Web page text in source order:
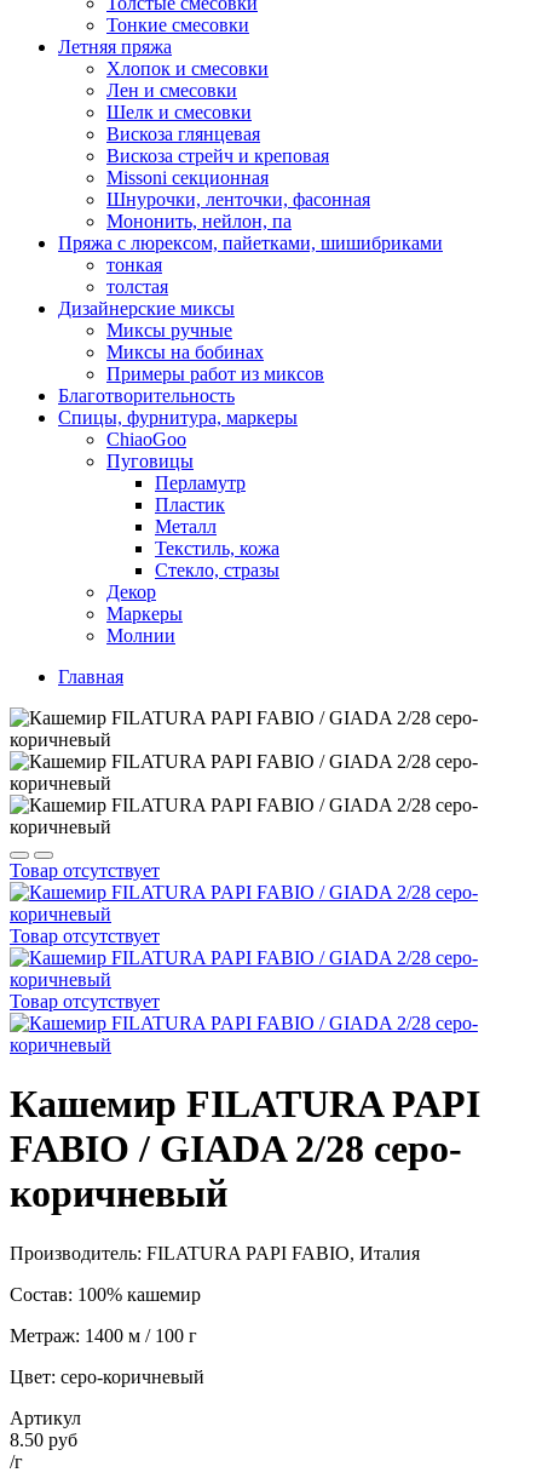
Тонкие смесовки
Летняя пряжа
Хлопок и смесовки
Лен и смесовки
Шелк и смесовки
Вискоза глянцевая
Вискоза стрейч и креповая
Missoni секционная
Шнурочки, ленточки, фасонная
Мононить, нейлон, па
Пряжа с люрексом, пайетками, шишибриками
тонкая
толстая
Дизайнерские миксы
Миксы ручные
Миксы на бобинах
Примеры работ из миксов
Благотворительность
Спицы, фурнитура, маркеры
ChiaoGoo
Пуговицы
Перламутр
Пластик
Металл
Текстиль, кожа
Стекло, стразы
Декор
Маркеры
Молнии
Главная
Товар отсутствует
Товар отсутствует
Товар отсутствует
Кашемир FILATURA PAPI
FABIO / GIADA 2/28 серо-
коричневый
Производитель: FILATURA PAPI FABIO, Италия
Состав: 100% кашемир
Метраж: 1400 м / 100 г
Цвет: серо-коричневый
Артикул
8.50 руб
/г